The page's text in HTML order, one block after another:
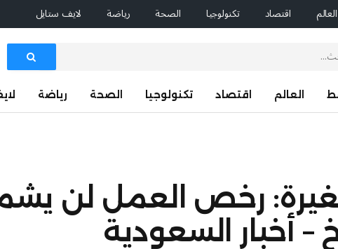
العالم اقتصاد تكنولوجيا الصحة رياضة لايف ستايل
العالم اقتصاد تكنولوجيا الصحة رياضة
رخص العمل لن
– أخبار السعودية